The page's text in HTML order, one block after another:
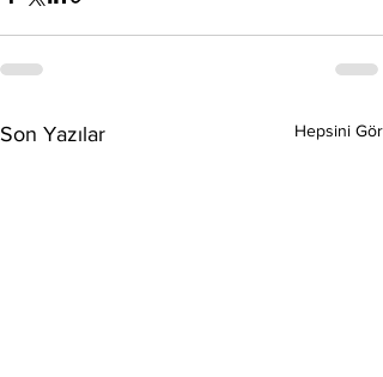
Son Yazılar Hepsini Gör